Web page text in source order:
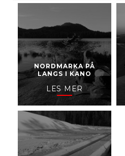
NORDMARKA PÅ
LANGS I KANO
LES MER